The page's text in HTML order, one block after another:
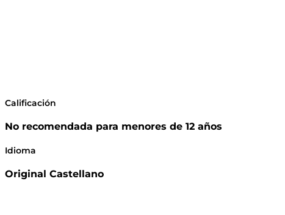
Calificación
No recomendada para menores de 12 años
Idioma
Original Castellano